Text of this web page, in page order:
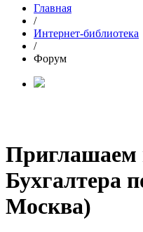
Главная
/
Интернет-библиотека
/
Форум
Приглашаем
Бухгалтера
Москва)